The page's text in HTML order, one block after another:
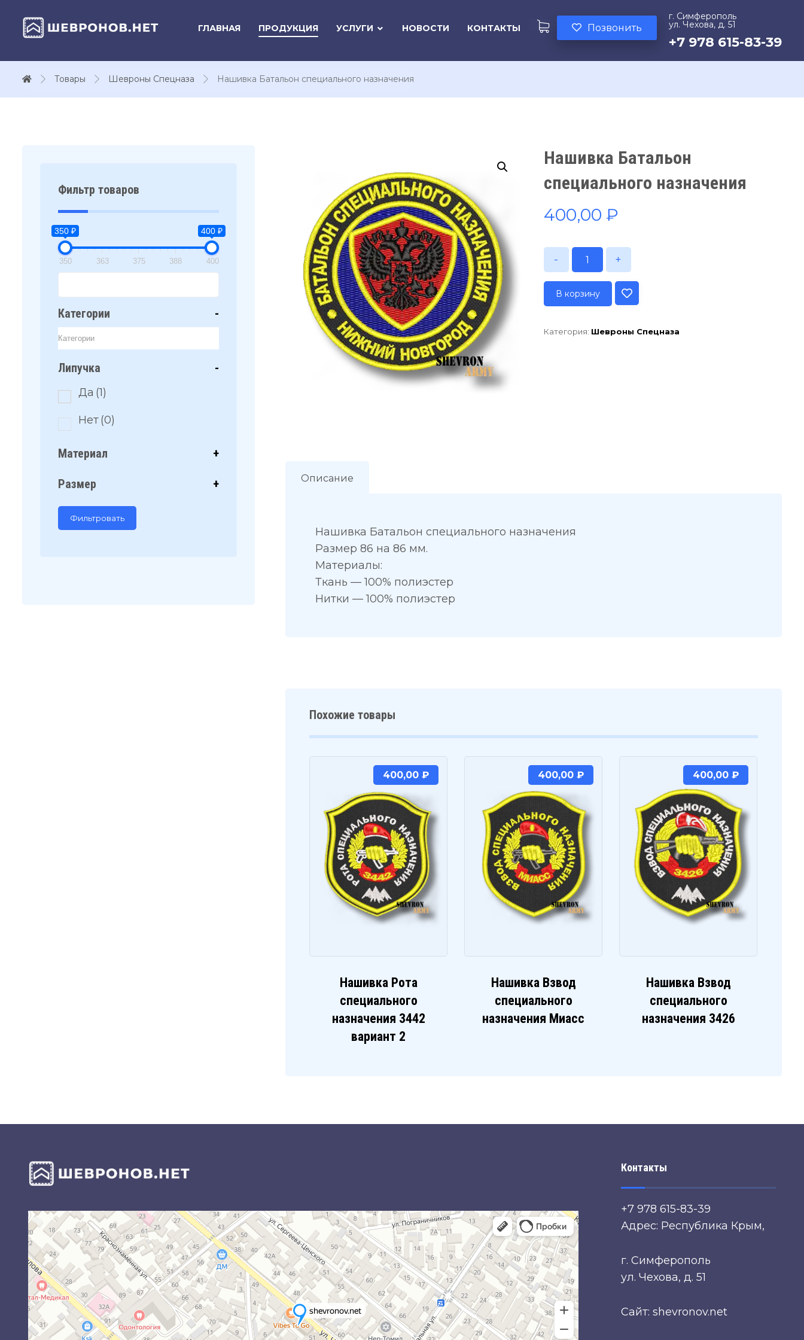
г. Симферополь
ул. Чехова, д. 51
+7 978 615-83-39
Позвонить
ГЛАВНАЯ ПРОДУКЦИЯ УСЛУГИ НОВОСТИ КОНТАКТЫ
Товары Шевроны Спецназа Нашивка Батальон специального назначения
Нашивка Батальон
специального назначения
400,00 ₽
- +
В корзину
Категория: Шевроны Спецназа
Описание
Нашивка Батальон специального назначения
Размер 86 на 86 мм.
Материалы:
Ткань — 100% полиэстер
Нитки — 100% полиэстер
Похожие товары
Нашивка Рота
специального
назначения 3442
вариант 2
400,00 ₽
Нашивка Взвод
специального
назначения Миасс
400,00 ₽
Нашивка Взвод
специального
назначения 3426
400,00 ₽
Фильтр товаров
350 ₽ 400 ₽
350 363 375 388 400
Категории -
Липучка -
Да (1)
Нет(0)
Материал +
Размер +
Фильтровать
Контакты
+7 978 615-83-39
Адрес: Республика Крым,
г. Симферополь
ул. Чехова, д. 51
Сайт: shevronov.net